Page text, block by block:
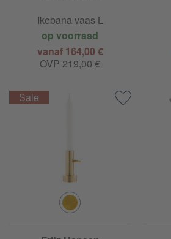
Ikebana vaas L
op voorraad
vanaf 164,00 €
OVP219,00 €